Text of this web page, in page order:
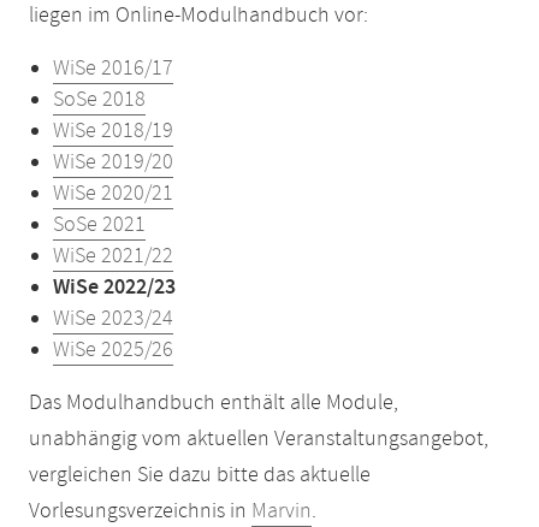
liegen im Online-Modulhandbuch vor:
WiSe 2016/17
SoSe 2018
WiSe 2018/19
WiSe 2019/20
WiSe 2020/21
SoSe 2021
WiSe 2021/22
WiSe 2022/23
WiSe 2023/24
WiSe 2025/26
Das Modulhandbuch enthält alle Module,
unabhängig vom aktuellen Veranstaltungsangebot,
vergleichen Sie dazu bitte das aktuelle
Vorlesungsverzeichnis in Marvin.